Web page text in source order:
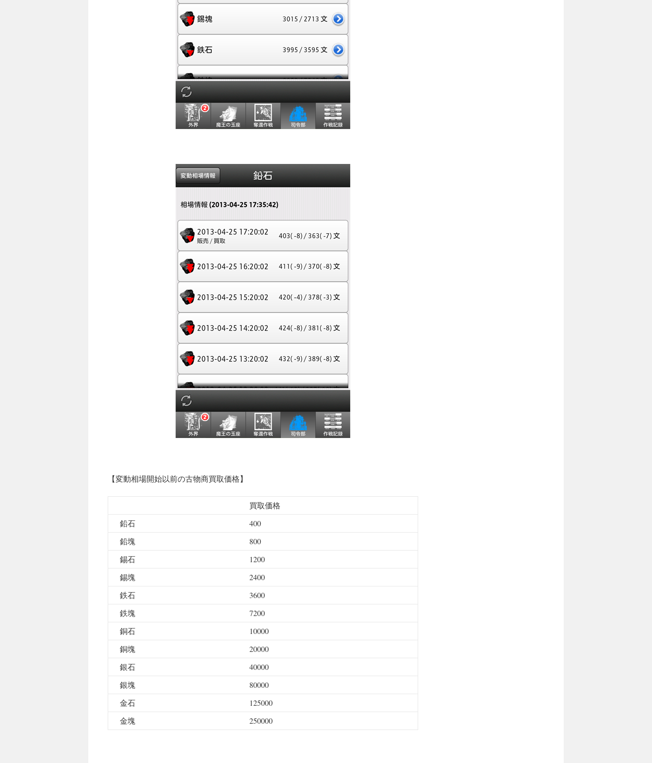
【変動相場開始以前の古物商買取価格】
買取価格
鉛石
400
鉛塊
800
錫石
1200
錫塊
2400
鉄石
3600
鉄塊
7200
銅石
10000
銅塊
20000
銀石
40000
銀塊
80000
金石
125000
金塊
250000